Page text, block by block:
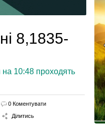
8,1835-
на 10:48 проходять
0 Коментувати
Ділитись